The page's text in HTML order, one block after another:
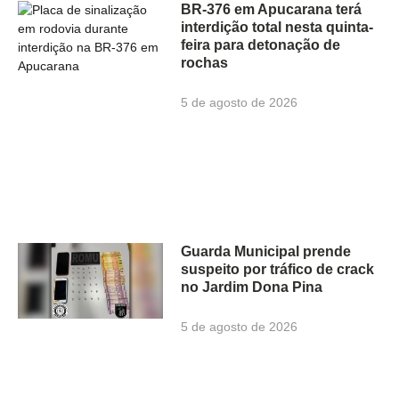
BR-376 em Apucarana terá
interdição total nesta quinta-
feira para detonação de
rochas
5 de agosto de 2026
Guarda Municipal prende
suspeito por tráfico de crack
no Jardim Dona Pina
5 de agosto de 2026